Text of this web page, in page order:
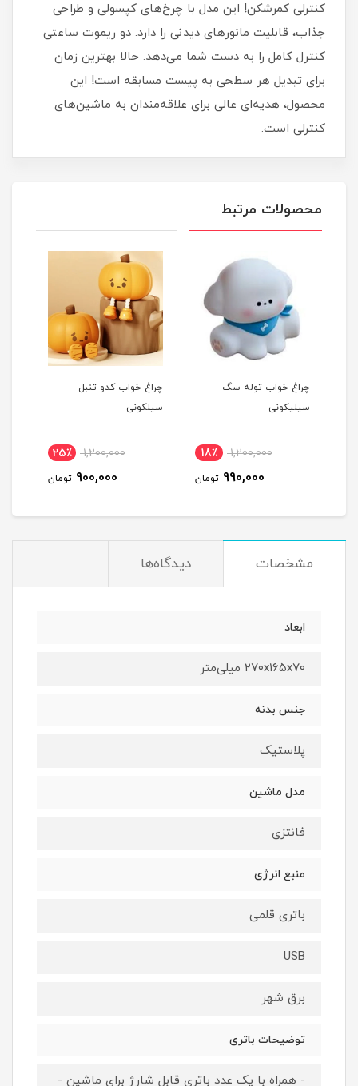
کنترلی کمرشکن! این مدل با چرخ‌های کپسولی و طراحی
جذاب، قابلیت مانورهای دیدنی را دارد. دو ریموت ساعتی
کنترل کامل را به دست شما می‌دهد. حالا بهترین زمان
برای تبدیل هر سطحی به پیست مسابقه است! این
محصول، هدیه‌ای عالی برای علاقه‌مندان به ماشین‌های
کنترلی است.
محصولات مرتبط
چراغ خواب توله سگ
سیلیکونی
1,200,000 18٪
990,000 تومان
چراغ خواب کدو تنبل
سیلکونی
1,200,000 25٪
900,000 تومان
مشخصات دیدگاه‌ها
ابعاد
۲۷۰x۱۶۵x۷۰ میلی‌متر
جنس بدنه
پلاستیک
مدل ماشین
فانتزی
منبع انرژی
باتری قلمی
USB
برق شهر
توضیحات باتری
- همراه با یک عدد باتری قابل شارژ برای ماشین -